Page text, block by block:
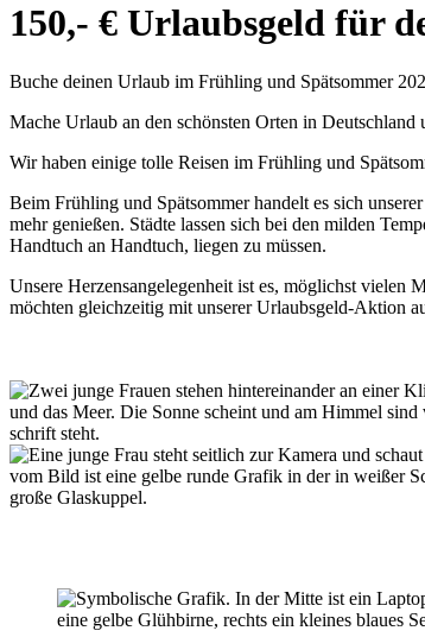
150,- € Urlaubsgeld für
Buche deinen Urlaub im Frühling und Spätsommer
Mache Urlaub an den schönsten Orten in
Wir haben einige tolle Reisen im Frühling und
Beim Frühling und Spätsommer handelt es sich
mehr genießen. Städte lassen sich bei den milden
Handtuch an Handtuch, liegen zu müssen.
Unsere Herzensangelegenheit ist es, möglichst vielen
möchten gleichzeitig mit unserer Urlaubsgeld-Aktion